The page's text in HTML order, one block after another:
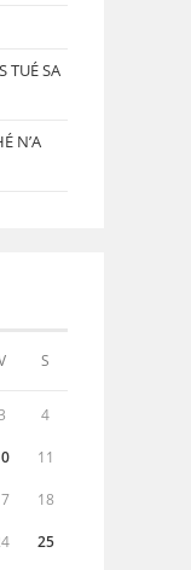
TUÉ SA
N’A
S
4
11
18
25